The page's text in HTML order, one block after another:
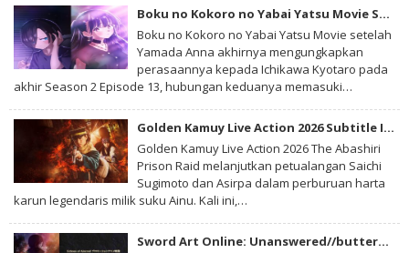
Boku no Kokoro no Yabai Yatsu Movie Subtitle Indonesia
Boku no Kokoro no Yabai Yatsu Movie setelah
Yamada Anna akhirnya mengungkapkan
perasaannya kepada Ichikawa Kyotaro pada
akhir Season 2 Episode 13, hubungan keduanya memasuki…
Golden Kamuy Live Action 2026 Subtitle Indonesia
Golden Kamuy Live Action 2026 The Abashiri
Prison Raid melanjutkan petualangan Saichi
Sugimoto dan Asirpa dalam perburuan harta
karun legendaris milik suku Ainu. Kali ini,…
Sword Art Online: Unanswered//butterfly Subtitle Indonesia